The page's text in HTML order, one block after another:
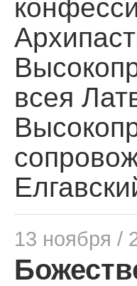
всея
13 ноября /